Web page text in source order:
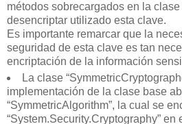
métodos sobrecargados en la
desencriptar utilizado esta clave.
Es importante remarcar que la
seguridad de esta clave es tan
encriptación de la información
La clase
implementación de la clase base
“SymmetricAlgorithm”, la cual se
“System.Security.Cryptography”